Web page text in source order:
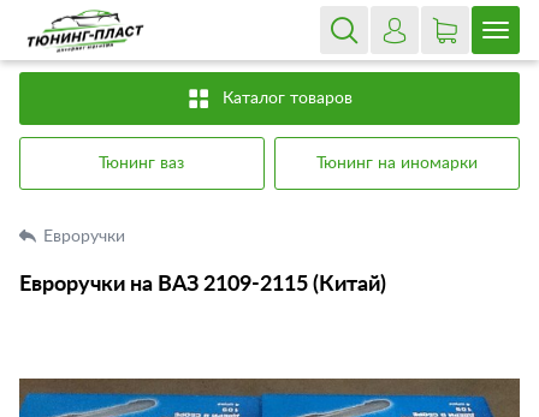
Каталог товаров
Тюнинг ваз Тюнинг на иномарки
Евроручки
Евроручки на ВАЗ 2109-2115 (Китай)